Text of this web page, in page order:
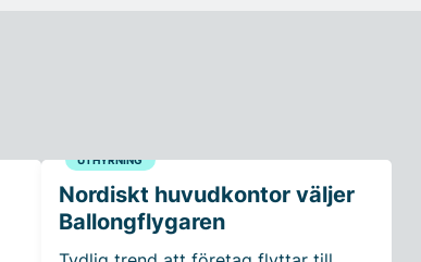
UTHYRNING
Nordiskt huvudkontor väljer
Ballongflygaren